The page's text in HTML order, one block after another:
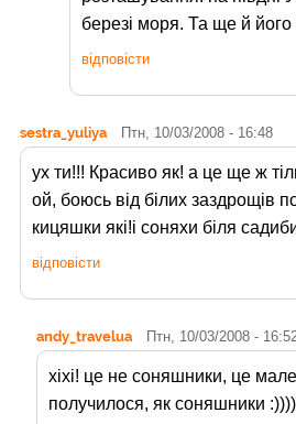
березі моря. Та ще й його
відповісти
sestra_yuliya Птн, 10/03/2008 - 16:48
ух ти!!! Красиво як! а це ще ж
ой, боюсь від білих заздрощів
кицяшки які!і соняхи біля
відповісти
andy_travelua Птн, 10/03/2008 -
хіхі! це не соняшники, це
получилося, як соняшники :))))